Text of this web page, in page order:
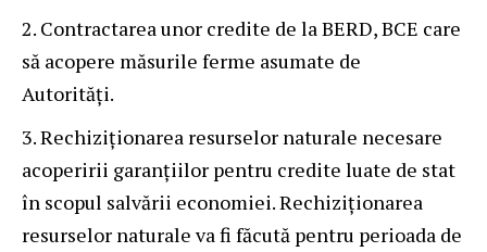
Contractarea unor credite de la BERD, BCE care
să acopere măsurile ferme asumate de
Autorități.
Rechiziționarea resurselor naturale necesare
acoperirii garanțiilor pentru credite luate de stat
în scopul salvării economiei. Rechiziționarea
resurselor naturale va fi făcută pentru perioada de